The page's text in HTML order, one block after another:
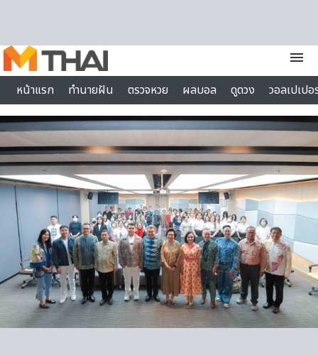
menu
หน้าแรก
ทำนายฝัน ตรวจหวย ผลบอล ดูดวง
วอลเปเป
ไลฟ์สไตล์